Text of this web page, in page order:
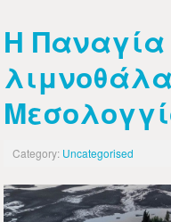
Η Παναγία
Category: Uncategorised